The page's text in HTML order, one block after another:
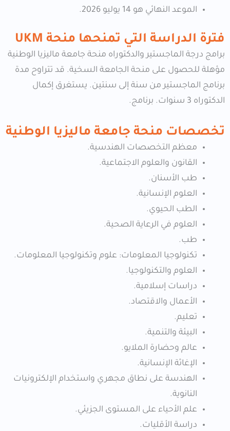
الموعد النهائي هو 14 يوليو 2026.
فترة الدراسة التي تمنحها منحة UKM
برامج درجة الماجستير والدكتوراه منحة جامعة ماليزيا الوطنية
مؤهلة للحصول على منحة الجامعة السخية. قد تتراوح مدة
برنامج الماجستير من سنة إلى سنتين. يستغرق إكمال
الدكتوراه 3 سنوات. برنامج.
تخصصات منحة جامعة ماليزيا الوطنية
معظم التخصصات الهندسية.
القانون والعلوم الاجتماعية.
طب الأسنان.
العلوم الإنسانية.
الطب الحيوي.
العلوم في الرعاية الصحية.
طب.
تكنولوجيا المعلومات: علوم وتكنولوجيا المعلومات.
العلوم والتكنولوجيا.
دراسات إسلامية.
الأعمال والاقتصاد.
تعليم.
البيئة والتنمية.
عالم وحضارة الملايو.
الإغاثة الإنسانية.
الهندسة على نطاق مجهري واستخدام الإلكترونيات
النانوية.
علم الأحياء على المستوى الجزيئي.
دراسة الأقليات.